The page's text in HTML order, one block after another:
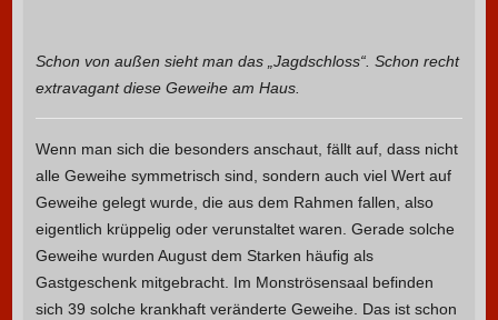
Schon von außen sieht man das „Jagdschloss“. Schon recht
extravagant diese Geweihe am Haus.
Wenn man sich die besonders anschaut, fällt auf, dass nicht
alle Geweihe symmetrisch sind, sondern auch viel Wert auf
Geweihe gelegt wurde, die aus dem Rahmen fallen, also
eigentlich krüppelig oder verunstaltet waren. Gerade solche
Geweihe wurden August dem Starken häufig als
Gastgeschenk mitgebracht. Im Monströsensaal befinden
sich 39 solche krankhaft veränderte Geweihe. Das ist schon